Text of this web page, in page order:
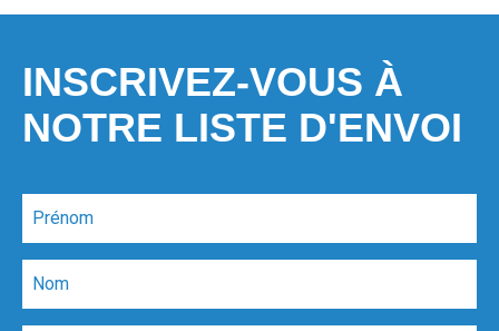
INSCRIVEZ-VOUS À
NOTRE LISTE D'ENVOI